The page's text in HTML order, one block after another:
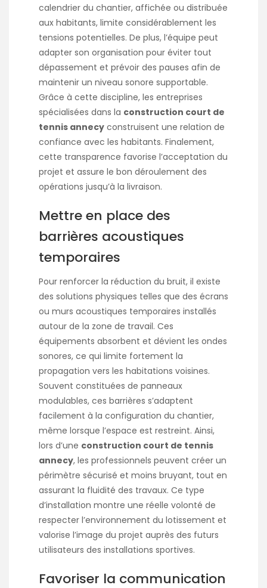
calendrier du chantier, affichée ou distribuée
aux habitants, limite considérablement les
tensions potentielles. De plus, l’équipe peut
adapter son organisation pour éviter tout
dépassement et prévoir des pauses afin de
maintenir un niveau sonore supportable.
Grâce à cette discipline, les entreprises
spécialisées dans la construction court de
tennis annecy construisent une relation de
confiance avec les habitants. Finalement,
cette transparence favorise l’acceptation du
projet et assure le bon déroulement des
opérations jusqu’à la livraison.
Mettre en place des
barrières acoustiques
temporaires
Pour renforcer la réduction du bruit, il existe
des solutions physiques telles que des écrans
ou murs acoustiques temporaires installés
autour de la zone de travail. Ces
équipements absorbent et dévient les ondes
sonores, ce qui limite fortement la
propagation vers les habitations voisines.
Souvent constituées de panneaux
modulables, ces barrières s’adaptent
facilement à la configuration du chantier,
même lorsque l’espace est restreint. Ainsi,
lors d’une construction court de tennis
annecy, les professionnels peuvent créer un
périmètre sécurisé et moins bruyant, tout en
assurant la fluidité des travaux. Ce type
d’installation montre une réelle volonté de
respecter l’environnement du lotissement et
valorise l’image du projet auprès des futurs
utilisateurs des installations sportives.
Favoriser la communication